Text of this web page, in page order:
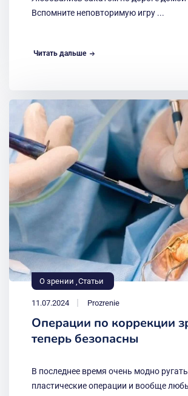
Вспомните неповторимую игру ...
Читать дальше
О зрении Статьи
11.07.2024 Prozrenie
Операции по коррекции
теперь безопасны
В последнее время очень модно
пластические операции и вообще